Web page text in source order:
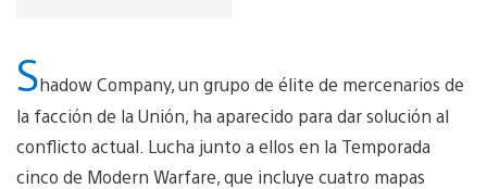
Shadow Company, un grupo de élite de mercenarios de
la facción de la Unión, ha aparecido para dar solución al
conflicto actual. Lucha junto a ellos en la Temporada
cinco de Modern Warfare, que incluye cuatro mapas